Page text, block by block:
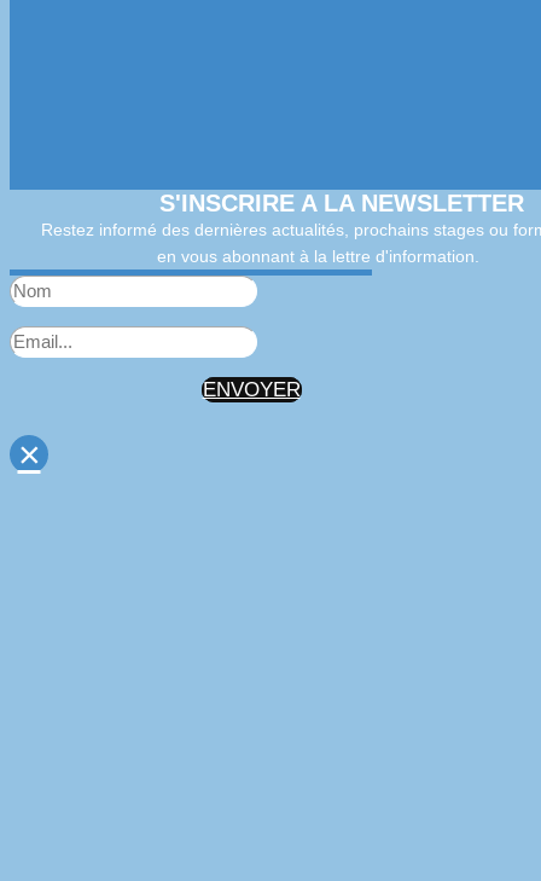
S'INSCRIRE A LA NEWSLETTER
Restez informé des dernières actualités, prochains stages ou
en vous abonnant à la lettre d'information.
ENVOYER
×